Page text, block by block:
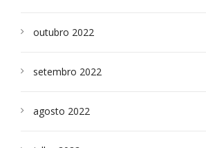
outubro 2022
setembro 2022
agosto 2022